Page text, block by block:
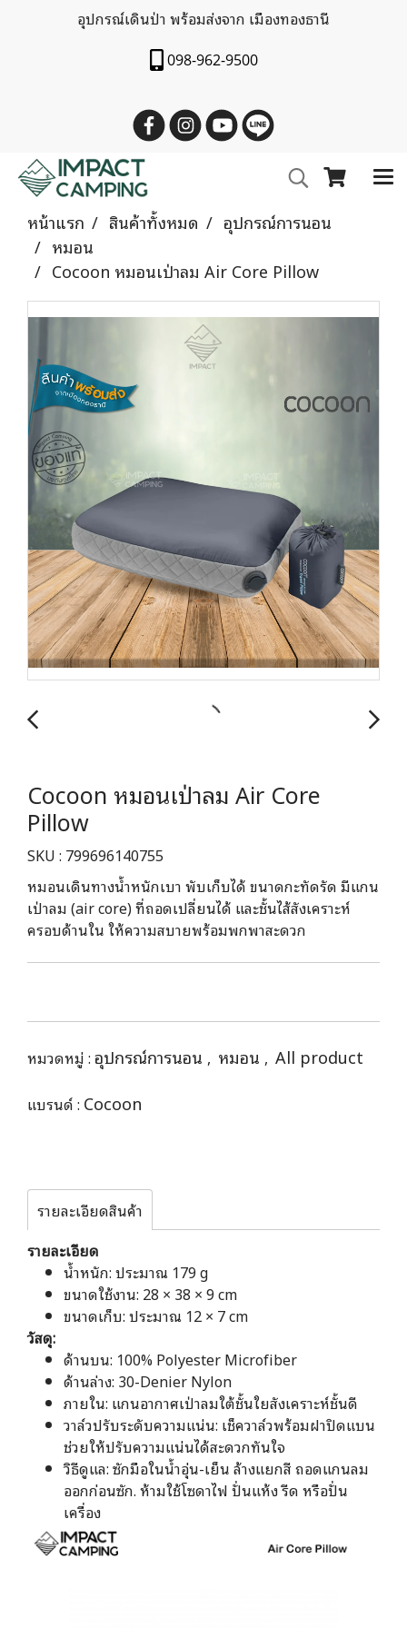
อุปกรณ์เดินป่า พร้อมส่งจาก เมืองทองธานี
098-962-9500
หน้าแรก สินค้าทั้งหมด
อุปกรณ์การนอน
หมอน
Cocoon หมอนเป่าลม Air Core Pillow
Cocoon หมอนเป่าลม Air Core
Pillow
SKU : 799696140755
หมอนเดินทางน้ำหนักเบา พับเก็บได้ ขนาดกะทัดรัด มีแกน
เป่าลม (air core) ที่ถอดเปลี่ยนได้ และชั้นไส้สังเคราะห์
ครอบด้านใน ให้ความสบายพร้อมพกพาสะดวก
หมวดหมู่ :อุปกรณ์การนอน , หมอน , All product
แบรนด์ : Cocoon
รายละเอียดสินค้า
รายละเอียด
น้ำหนัก: ประมาณ 179 g
ขนาดใช้งาน: 28 × 38 × 9 cm
ขนาดเก็บ: ประมาณ 12 × 7 cm
วัสดุ:
ด้านบน: 100% Polyester Microfiber
ด้านล่าง: 30-Denier Nylon
ภายใน: แกนอากาศเป่าลมใต้ชั้นใยสังเคราะห์ชั้นดี
วาล์วปรับระดับความแน่น: เช็ควาล์วพร้อมฝาปิดแบน
ช่วยให้ปรับความแน่นได้สะดวกทันใจ
วิธีดูแล: ซักมือในน้ำอุ่น-เย็น ล้างแยกสี ถอดแกนลม
ออกก่อนซัก. ห้ามใช้โซดาไฟ ปั่นแห้ง รีด หรือปั่น
เครื่อง